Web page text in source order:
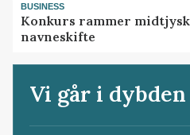
BUSINESS
Konkurs rammer
navneskifte
Vi går i dybden